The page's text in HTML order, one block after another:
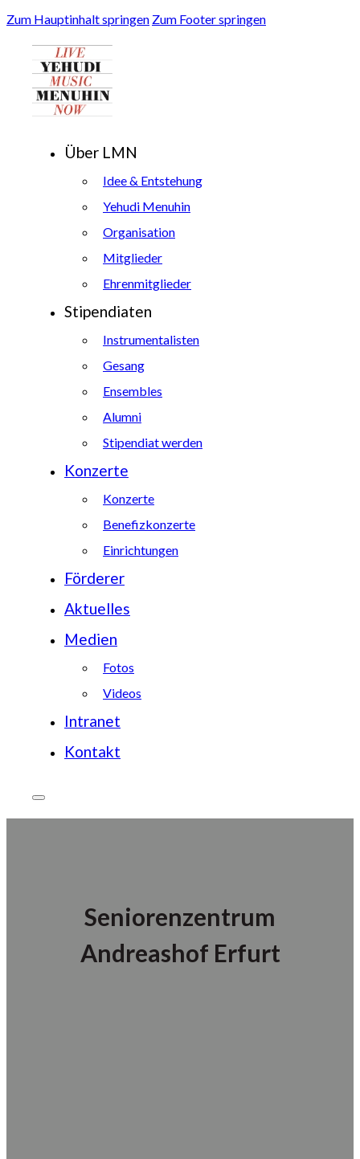
Zum Hauptinhalt springen Zum Footer springen
Über LMN
Idee & Entstehung
Yehudi Menuhin
Organisation
Mitglieder
Ehrenmitglieder
Stipendiaten
Instrumentalisten
Gesang
Ensembles
Alumni
Stipendiat werden
Konzerte
Konzerte
Benefizkonzerte
Einrichtungen
Förderer
Aktuelles
Medien
Fotos
Videos
Intranet
Kontakt
Seniorenzentrum
Andreashof Erfurt